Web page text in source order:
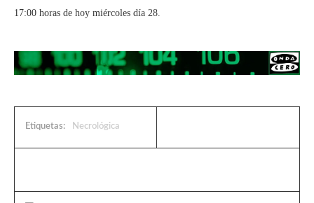
17:00 horas de hoy miércoles día 28.
Etiquetas: Necrológica